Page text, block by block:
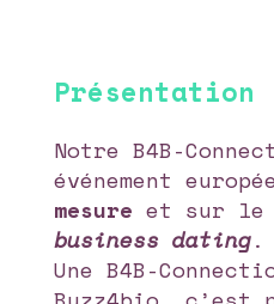
Présentation
Notre B4B-
événement
mesure et sur le
business dating.
Une B4B-